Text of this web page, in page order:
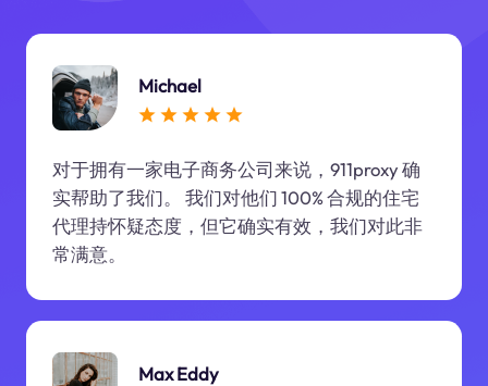
Michael
对于拥有一家电子商务公司来说，911proxy 确
实帮助了我们。 我们对他们 100% 合规的住宅
代理持怀疑态度，但它确实有效，我们对此非
常满意。
Max Eddy